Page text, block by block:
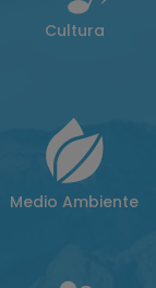
Cultura
Medio Ambiente